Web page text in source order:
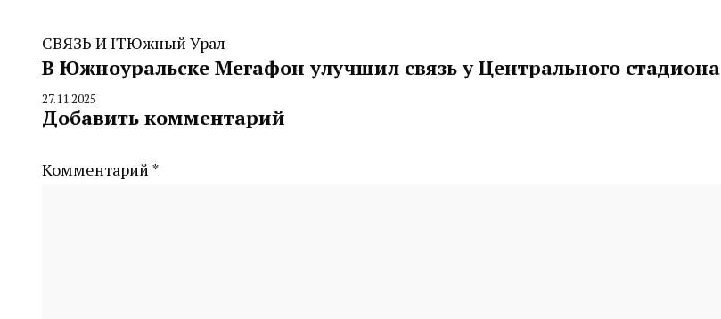
СВЯЗЬ И ITЮжный Урал
В Южноуральске Мегафон улучшил связь у Центрального стадиона
By
CHELINDUSTRY
27.11.2025
Добавить комментарий
Комментарий *